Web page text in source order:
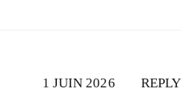
REPLY
1 JUIN 2026